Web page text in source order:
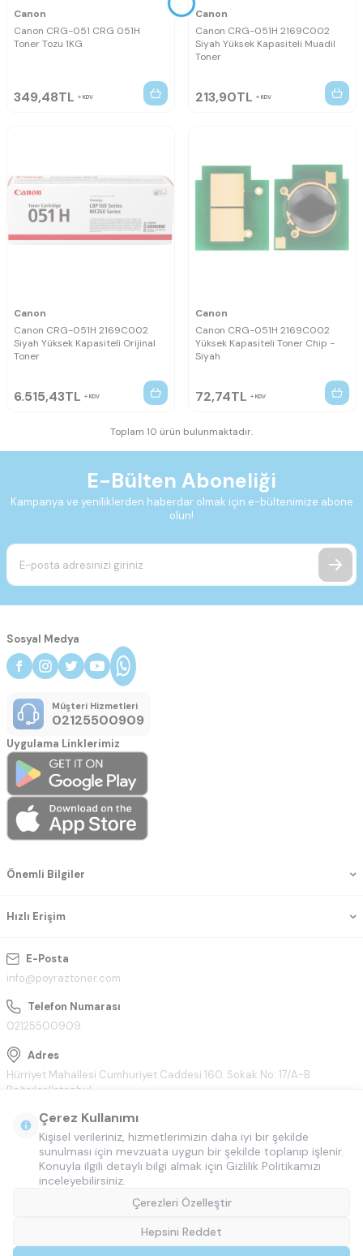
Canon
Canon CRG-051 CRG 051H
Toner Tozu 1KG
349,48TL KDV
Canon
Canon CRG-051H 2169C002
Siyah Yüksek Kapasiteli Muadil
Toner
213,90TL KDV
Canon
Canon CRG-051H 2169C002
Siyah Yüksek Kapasiteli Orijinal
Toner
6.515,43TL KDV
Canon
Canon CRG-051H 2169C002
Yüksek Kapasiteli Toner Chip -
Siyah
72,74TL KDV
Toplam 10 ürün bulunmaktadır.
E-Bülten Aboneliği
Kampanya ve yeniliklerden haberdar olmak için e-bültenimize abone
olun!
E-Posta
info@poyraztoner.com
Telefon Numarası
02125500909
Adres
Hürriyet Mahallesi Cumhuriyet Caddesi 160. Sokak No: 17/A-B
Bağcılar/İstanbul
Önemli Bilgiler
Hızlı Erişim
Sosyal Medya
Müşteri Hizmetleri
02125500909
Uygulama Linklerimiz
Çerez Kullanımı
Kişisel verileriniz, hizmetlerimizin daha iyi bir şekilde
sunulması için mevzuata uygun bir şekilde toplanıp işlenir.
Konuyla ilgili detaylı bilgi almak için Gizlilik Politikamızı
inceleyebilirsiniz.
Çerezleri Özelleştir
Hepsini Reddet